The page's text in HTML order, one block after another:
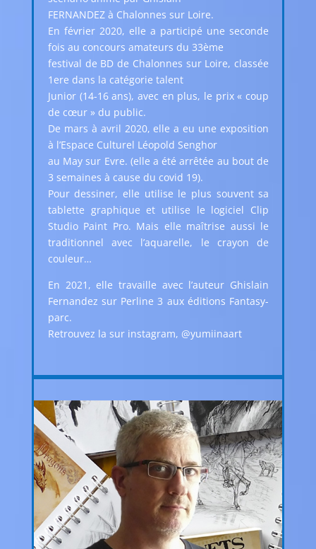
FERNANDEZ à Chalonnes sur Loire.
En février 2020, elle a participé une seconde
fois au concours amateurs du 33ème
festival de BD de Chalonnes sur Loire, classée
1ere dans la catégorie talent
Junior (14-16 ans), avec en plus, le prix « coup
de cœur » du public.
De mars à avril 2020, elle a eu une exposition
à l’Espace Culturel Léopold Senghor
au May sur Evre. (elle a été arrêtée au bout de
3 semaines à cause du covid 19).
Pour dessiner, elle utilise le plus souvent sa
tablette graphique et utilise le logiciel Clip
Studio Paint Pro. Mais elle maîtrise aussi le
traditionnel avec l’aquarelle, le crayon de
couleur…
En 2021, elle travaille avec l’auteur Ghislain
Fernandez sur Perline 3 aux éditions Fantasy-
parc.
Retrouvez la sur instagram, @yumiinaart